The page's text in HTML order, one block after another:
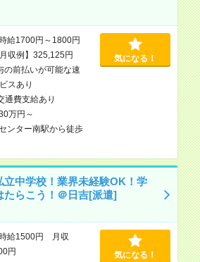
給1700円～1800円
収例】325,125円
前払いが可能な速
スあり
通費支給あり
万円～
ンター南駅から徒歩
気になる！
立中学校！業界未経験OK！学
たらこう！＠日吉[派遣]
給1500円 月収
円
気になる！